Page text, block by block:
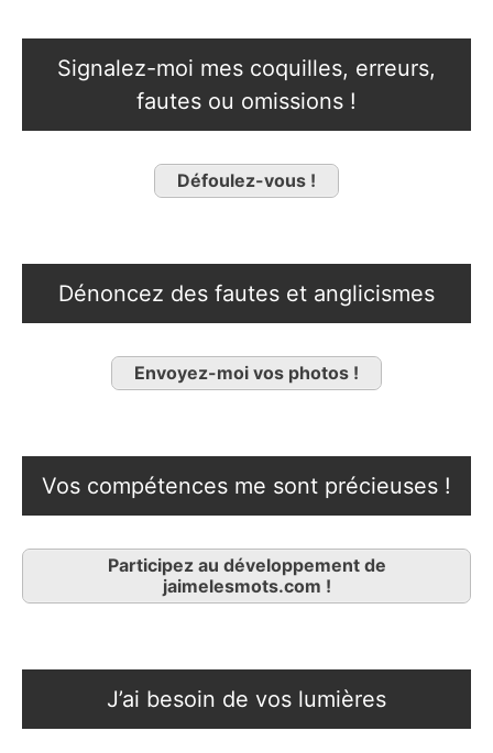
Signalez-moi mes coquilles, erreurs,
fautes ou omissions !
Défoulez-vous !
Dénoncez des fautes et anglicismes
Envoyez-moi vos photos !
Vos compétences me sont précieuses !
Participez au développement de
jaimelesmots.com !
J’ai besoin de vos lumières